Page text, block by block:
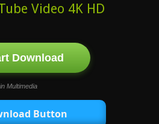
Video 4K HD
Download
Multimedia
Button